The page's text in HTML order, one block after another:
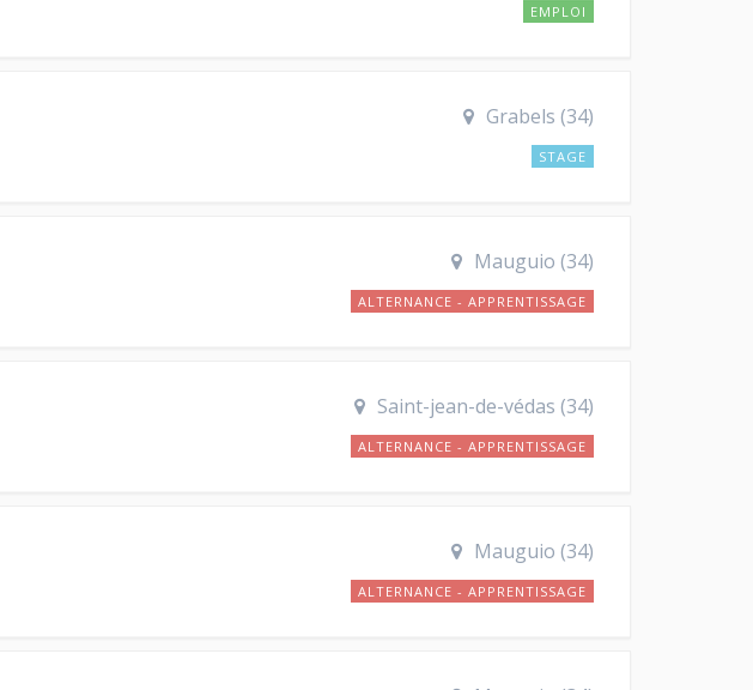
EMPLOI
Grabels (34)
STAGE
Mauguio (34)
ALTERNANCE - APPRENTISSAGE
Saint-jean-de-védas (34)
ALTERNANCE - APPRENTISSAGE
Mauguio (34)
ALTERNANCE - APPRENTISSAGE